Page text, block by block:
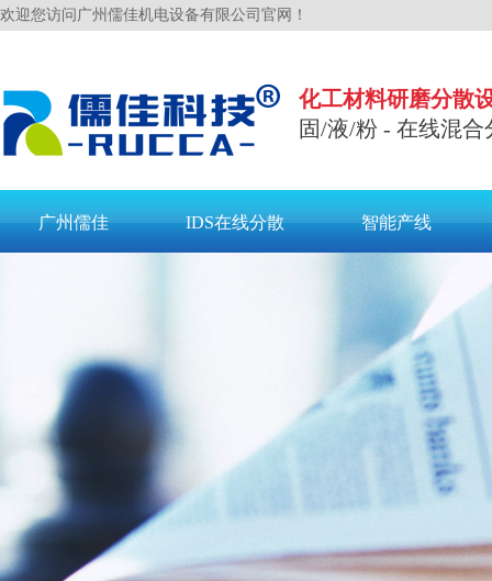
欢迎您访问广州儒佳机电设备有限公司官网！
化工材料研磨分
固/液/粉 - 在线混
广州儒佳 IDS在线分散 智能产线